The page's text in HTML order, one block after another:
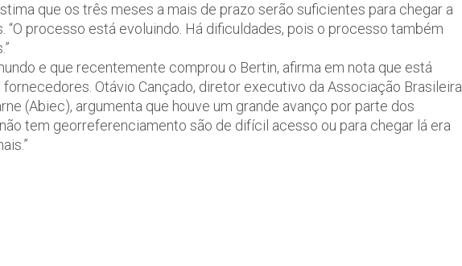
que os três meses a mais de prazo serão suficientes para chegar a
processo está evoluindo. Há dificuldades, pois o processo também
e que recentemente comprou o Bertin, afirma em nota que está
Otávio Cançado, diretor executivo da Associação Brasileira
(Abiec), argumenta que houve um grande avanço por parte dos
tem georreferenciamento são de difícil acesso ou para chegar lá era